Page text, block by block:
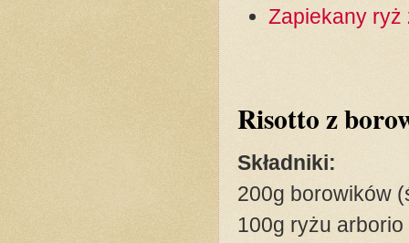
Zapiekany ryż
Risotto z
Składniki:
200g borowików
100g ryżu arborio